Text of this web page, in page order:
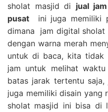
sholat masjid di jual
pusat ini juga memiliki
dimana jam digital sholat
dengan warna merah
untuk di baca, kita tidak
jam untuk melihat
batas jarak tertentu
juga memiliki disain yang
sholat masjid ini bisa di